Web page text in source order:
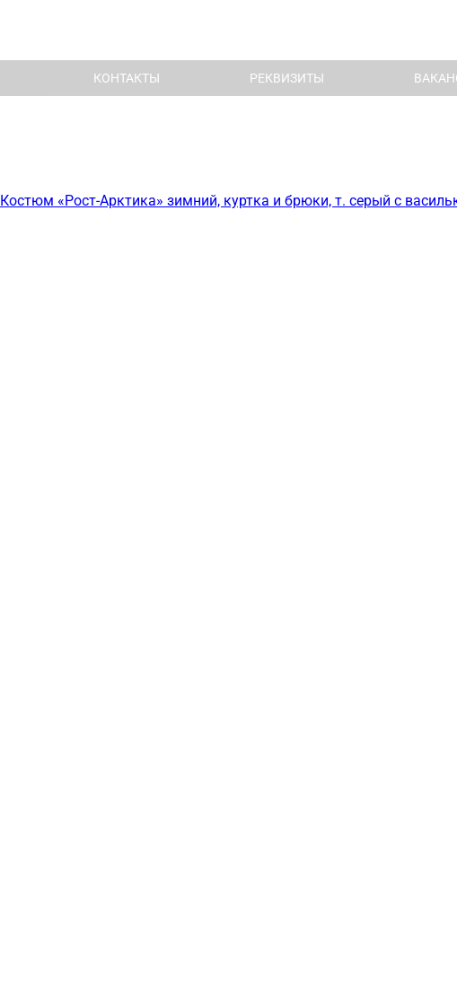
КОНТАКТЫ РЕКВИЗИТЫ
Костюм «Рост-Арктика» зимний, куртка и брюки, т. серый с